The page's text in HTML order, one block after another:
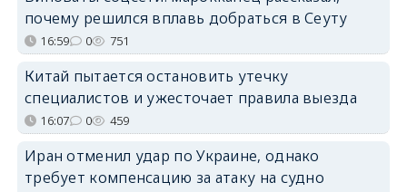
почему решился вплавь добраться в Сеуту
16:59 0 751
Китай пытается остановить утечку
специалистов и ужесточает правила выезда
16:07 0 459
Иран отменил удар по Украине, однако
требует компенсацию за атаку на судно